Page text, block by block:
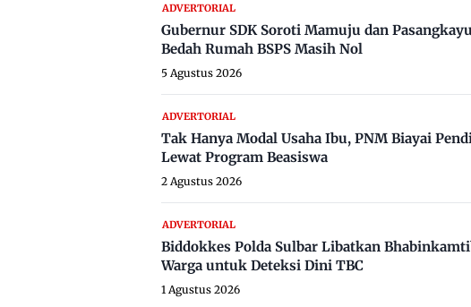
ADVERTORIAL
Gubernur SDK Soroti Mamuju dan
Bedah Rumah BSPS Masih Nol
5 Agustus 2026
ADVERTORIAL
Tak Hanya Modal Usaha Ibu, PNM Biayai
Lewat Program Beasiswa
2 Agustus 2026
ADVERTORIAL
Biddokkes Polda Sulbar Libatkan
Warga untuk Deteksi Dini TBC
1 Agustus 2026